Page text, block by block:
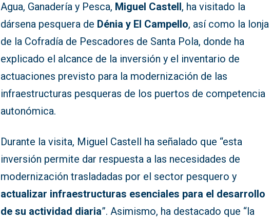
Agua, Ganadería y Pesca, Miguel Castell, ha visitado la
dársena pesquera de Dénia y El Campello, así como la lonja
de la Cofradía de Pescadores de Santa Pola, donde ha
explicado el alcance de la inversión y el inventario de
actuaciones previsto para la modernización de las
infraestructuras pesqueras de los puertos de competencia
autonómica.
Durante la visita, Miguel Castell ha señalado que “esta
inversión permite dar respuesta a las necesidades de
modernización trasladadas por el sector pesquero y
actualizar infraestructuras esenciales para el desarrollo
de su actividad diaria”. Asimismo, ha destacado que “la